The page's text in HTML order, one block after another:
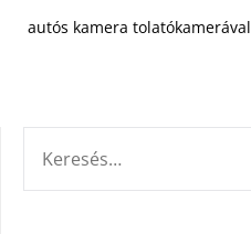
autós kamera tolatókamerával